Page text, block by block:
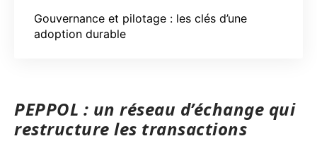
Gouvernance et pilotage : les clés d’une
adoption durable
PEPPOL : un réseau d’échange qui
restructure les transactions